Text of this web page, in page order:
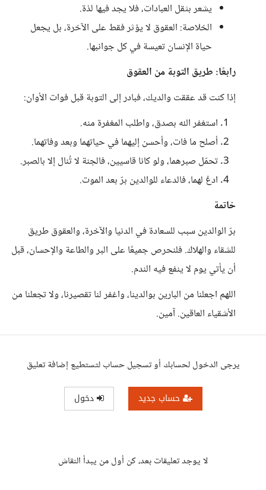
يشعر بثقل العبادات، فلا يجد فيها لذة.
الخلاصة: العقوق لا يؤثر فقط على الآخرة، بل يجعل
حياة الإنسان تعيسة في كل جوانبها.
رابعًا: طريق التوبة من العقوق
إذا كنت قد عققت والديك، فبادر إلى التوبة قبل فوات الأوان:
استغفر الله بصدق، واطلب المغفرة منه.
أصلح ما فات، وأحسن إليهما في حياتهما وبعد وفاتهما.
تحمّل صبرهما، ولو كانا قاسيين، فالجنة لا تُنال إلا بالصبر.
ادعُ لهما، فالدعاء للوالدين برّ بعد الموت.
خاتمة
برّ الوالدين سبب للسعادة في الدنيا والآخرة، والعقوق طريق
للشقاء والهلاك. فلنحرص جميعًا على البر والطاعة والإحسان، قبل
أن يأتي يوم لا ينفع فيه الندم.
اللهم اجعلنا من البارين بوالدينا، واغفر لنا تقصيرنا، ولا تجعلنا من
الأشقياء العاقين. آمين.
يرجى الدخول لحسابك أو تسجيل حساب لتستطيع إضافة تعليق
حساب جديد دخول
لا يوجد تعليقات بعد، كن أول من يبدأ النقاش